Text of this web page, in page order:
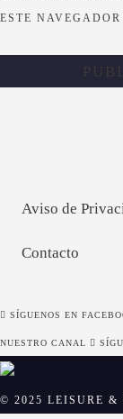
ESTE
Aviso de
Contacto
SÍGUENOS EN
NUESTRO CANAL
© 2025 LEISURE &